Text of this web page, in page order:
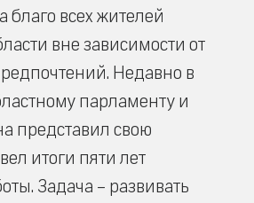
благо всех жителей
вне зависимости от
Недавно в
парламенту и
представил свою
итоги пяти лет
Задача – развивать